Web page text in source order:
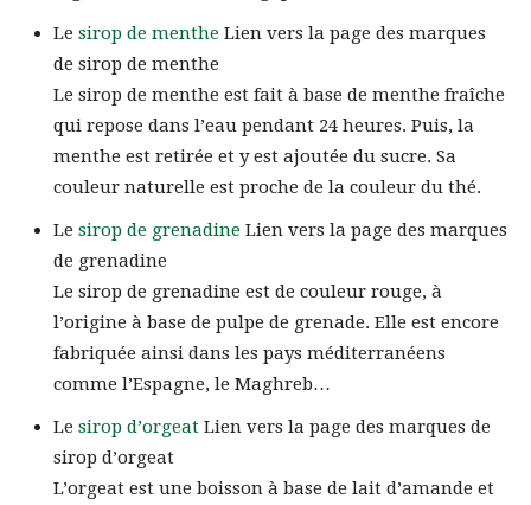
Le sirop de menthe Lien vers la page des marques
de sirop de menthe
Le sirop de menthe est fait à base de menthe fraîche
qui repose dans l’eau pendant 24 heures. Puis, la
menthe est retirée et y est ajoutée du sucre. Sa
couleur naturelle est proche de la couleur du thé.
Le sirop de grenadine Lien vers la page des marques
de grenadine
Le sirop de grenadine est de couleur rouge, à
l’origine à base de pulpe de grenade. Elle est encore
fabriquée ainsi dans les pays méditerranéens
comme l’Espagne, le Maghreb…
Le sirop d’orgeat Lien vers la page des marques de
sirop d’orgeat
L’orgeat est une boisson à base de lait d’amande et